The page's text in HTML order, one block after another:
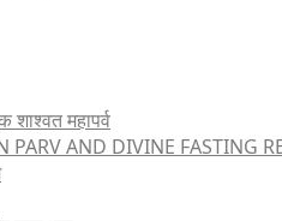
शाश्वत महापर्व
PARV AND DIVINE FASTING